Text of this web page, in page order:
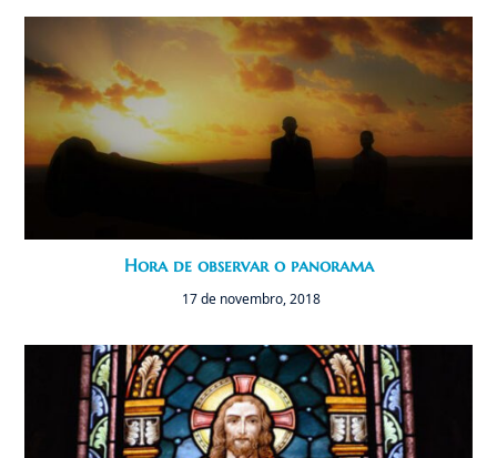
Hora de observar o panorama
17 de novembro, 2018